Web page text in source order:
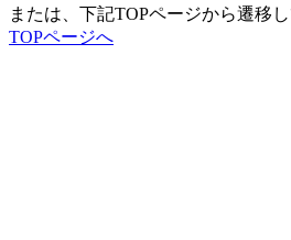
または、下記TOPページから遷移
TOPページへ